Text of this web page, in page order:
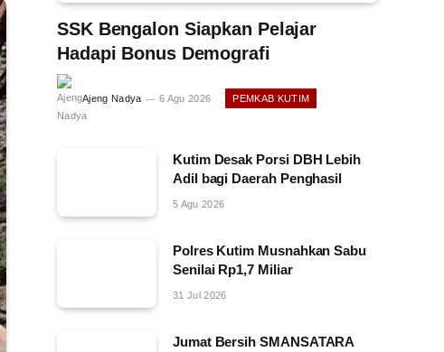
SSK Bengalon Siapkan Pelajar
Hadapi Bonus Demografi
Ajeng Nadya 6 Agu 2026 PEMKAB KUTIM
Kutim Desak Porsi DBH Lebih
Adil bagi Daerah Penghasil
5 Agu 2026
Polres Kutim Musnahkan Sabu
Senilai Rp1,7 Miliar
31 Jul 2026
Jumat Bersih SMANSATARA